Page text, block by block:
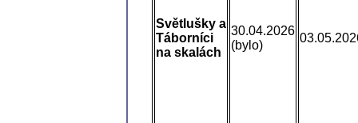
Světlušky a
Táborníci
na skalách
30.04.2026
(bylo)